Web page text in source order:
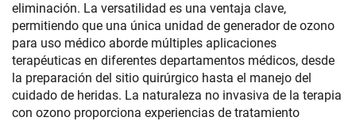
eliminación. La versatilidad es una ventaja clave,
permitiendo que una única unidad de generador de ozono
para uso médico aborde múltiples aplicaciones
terapéuticas en diferentes departamentos médicos, desde
la preparación del sitio quirúrgico hasta el manejo del
cuidado de heridas. La naturaleza no invasiva de la terapia
con ozono proporciona experiencias de tratamiento